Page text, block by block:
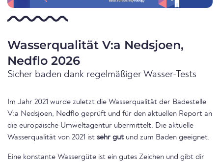
Wasserqualität V:a Nedsjoen,
Nedflo 2026
Sicher baden dank regelmäßiger Wasser-Tests
Im Jahr 2021 wurde zuletzt die Wasserqualität der Badestelle
V:a Nedsjoen, Nedflo geprüft und für den aktuellen Report an
die europäische Umweltagentur übermittelt. Die aktuelle
Wasserqualität von 2021 ist sehr gut und zum Baden geeignet.
Eine konstante Wassergüte ist ein gutes Zeichen und gibt dir